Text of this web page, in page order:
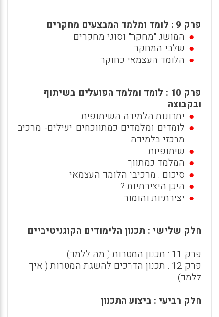
פרק 9 : לומד ומלמד המבצעים מחקרים
המושג "מחקר" וסוגי מחקרים
שלבי המחקר
הלומד העצמאי כחוקר
פרק 10 : לומד ומלמד הפועלים בשיתוף
ובקבוצה
יתרונות הלמידה השיתופית
לומדים ומלמדים כמתווכחים יעילים- מרכיב
מרכזי בלמידה
שיתופיות
המלמד כמתווך
סיכום : מרכיבי הלומד העצמאי
היכן היצירתיות ?
יצירתיות והומור
חלק שלישי : תכנון הלימודים הקוגניטיביים
פרק 11 : תכנון המטרות ( מה ללמד)
פרק 12 : תכנון הדרכים להשגת המטרות ( איך
ללמד)
חלק רביעי : ביצוע התכנון